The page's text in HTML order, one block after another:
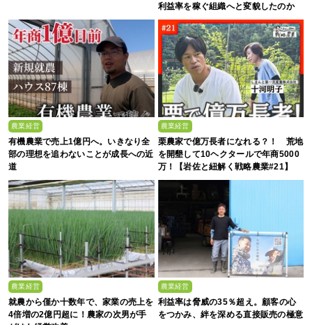
利益率を稼ぐ組織へと変貌したのか
農業経営
有機農業で売上1億円へ。いきなり全
部の理想を追わないことが成長への近
道
農業経営
栗農家で億万長者になれる？！ 荒地
を開墾して10ヘクタールで年商5000
万！【岩佐と紐解く戦略農業#21】
農業経営
就農から僅か十数年で、家業の売上を
4倍増の2億円超に！農家の次男が手
農業経営
利益率は脅威の35％超え。顧客の心
をつかみ、絆を深める直接販売の極意